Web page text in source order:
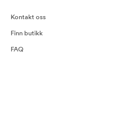
Kontakt oss
Finn butikk
FAQ